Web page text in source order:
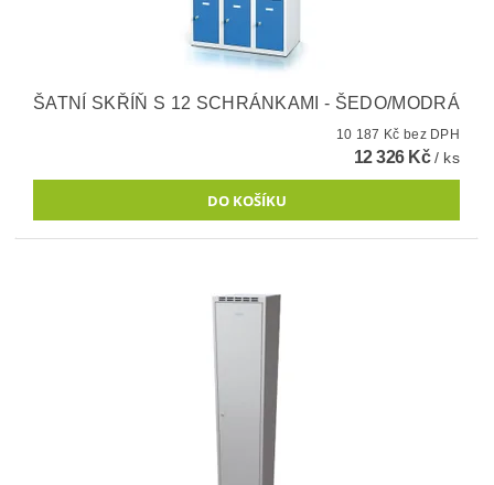
ŠATNÍ SKŘÍŇ S 12 SCHRÁNKAMI - ŠEDO/MODRÁ
10 187 Kč bez DPH
12 326 Kč/ ks